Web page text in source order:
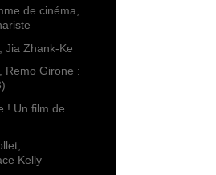
de cinéma,
Jia Zhank-Ke
Remo Girone :
! Un film de
Kelly